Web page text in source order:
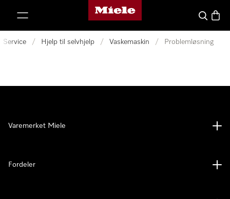
Mieles hjemmeside
Søk
Service / Hjelp til selvhjelp / Vaskemaskin / Problemløsning
Varemerket Miele
Fordeler